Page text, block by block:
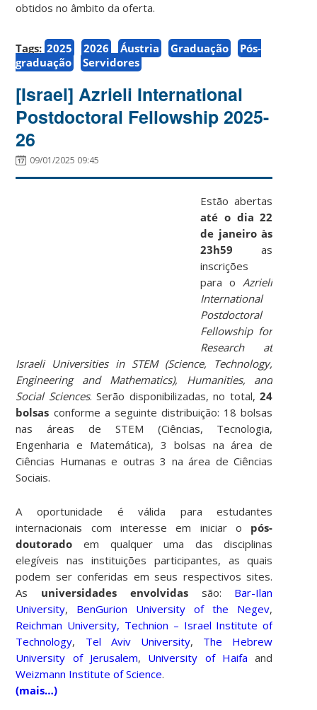
obtidos no âmbito da oferta.
Tags: 2025 2026 Áustria Graduação
Pós-
graduação
Servidores
[Israel] Azrieli International
Postdoctoral Fellowship 2025-
26
09/01/2025 09:45
Estão abertas
até o dia 22
de janeiro às
23h59 as
inscrições
para oAzrieli
International
Postdoctoral
Fellowship for
Research at
Israeli Universities in STEM (Science, Technology,
Engineering and Mathematics), Humanities, and
Social Sciences. Serão disponibilizadas, no total,24
bolsas conforme a seguinte distribuição: 18 bolsas
nas áreas de STEM (Ciências, Tecnologia,
Engenharia e Matemática), 3 bolsas na área de
Ciências Humanas e outras 3 na área de Ciências
Sociais.
A oportunidade é válida para estudantes
internacionais com interesse em iniciar o pós-
doutorado em qualquer uma das disciplinas
elegíveis nas instituições participantes, as quais
podem ser conferidas em seus respectivos sites.
As universidades envolvidassão: Bar-Ilan
University, BenGurion University of the Negev,
Reichman University, Technion – Israel Institute of
Technology, Tel Aviv University, The Hebrew
University of Jerusalem, University of Haifa and
Weizmann Institute of Science.
(mais…)